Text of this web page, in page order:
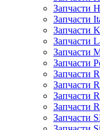
Запчасти
Запчасти
Запчасти
Запчасти
Запчасти
Запчасти
Запчасти
Запчасти
Запчасти
Запчасти
Запчасти